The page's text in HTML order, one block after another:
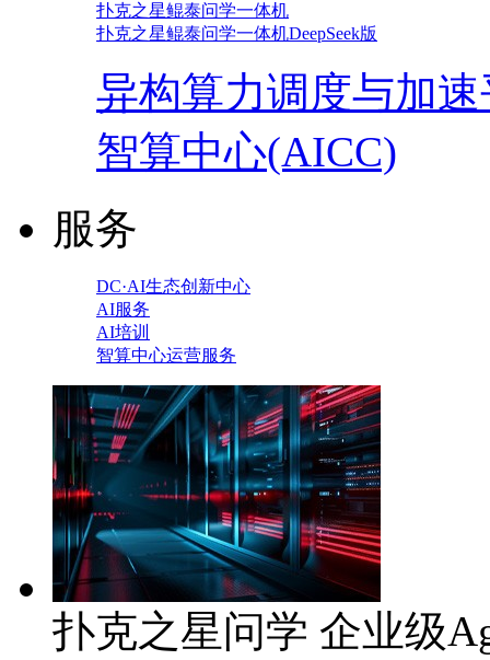
扑克之星鲲泰问学一体机
扑克之星鲲泰问学一体机DeepSeek版
异构算力调度与加
智算中心(AICC)
服务
DC·AI生态创新中心
AI服务
AI培训
智算中心运营服务
扑克之星问学 企业级